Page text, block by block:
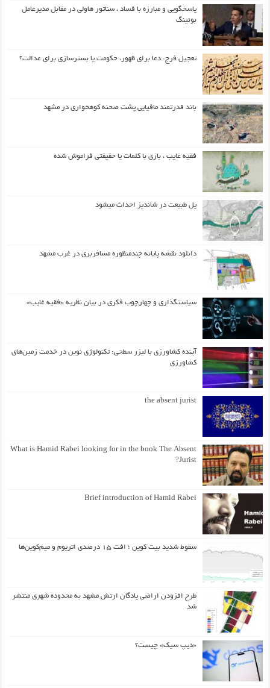
پاسخگویی و مبارزه با فساد ، سناتور هاولی در مقابل مدیرعامل
بوئینگ
تعجیل فرج: دعا برای ظهور، حکومت یا بسترسازی برای عدالت؟
باند قدرتمند مافیایی پشت صحنه کوهخواری در مشهد
فقیه غایب ، بازی با کلمات یا حقیقتی فراموش شده
پل طبیعت در شاندیز احداث میشود
دانلود نقشه پایانه چندمنظوره مسافربری در غرب مشهد
سیاستگذاری و چهارچوب فکری در بیان نظریه «فقیه غایب»
آینده کشاورزی با لیزر سطحی: تکنولوژی نوین در خدمت زمین‌های
کشاورزی
the absent jurist
What is Hamid Rabei looking for in the book The Absent
Jurist?
Brief introduction of Hamid Rabei
سقوط شدید بیت کوین ؛ افت ۱۵ درصدی اتریوم و میم‌کوین‌ها
طرح افزودن اراضی پادگان ارتش مشهد به محدوده شهری منتشر
شد
«دیپ سیک» چیست؟